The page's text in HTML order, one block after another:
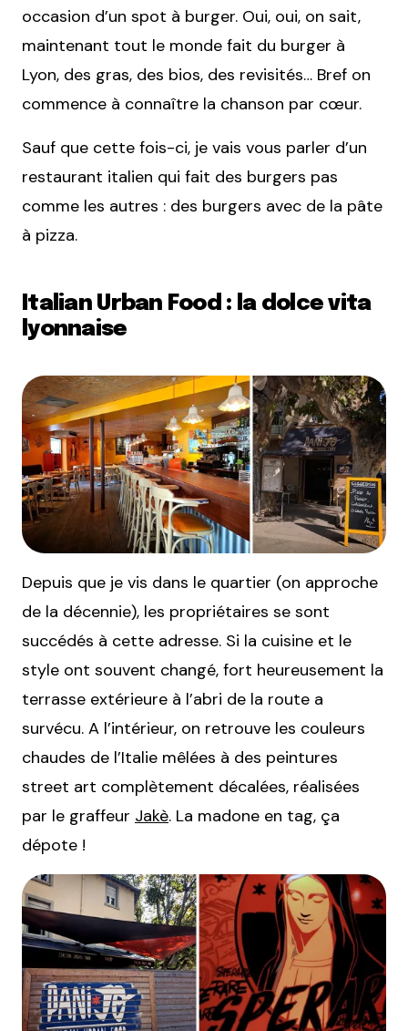
occasion d’un spot à burger. Oui, oui, on sait,
maintenant tout le monde fait du burger à
Lyon, des gras, des bios, des revisités… Bref on
commence à connaître la chanson par cœur.
Sauf que cette fois-ci, je vais vous parler d’un
restaurant italien qui fait des burgers pas
comme les autres : des burgers avec de la pâte
à pizza.
Italian Urban Food : la dolce vita
lyonnaise
Depuis que je vis dans le quartier (on approche
de la décennie), les propriétaires se sont
succédés à cette adresse. Si la cuisine et le
style ont souvent changé, fort heureusement la
terrasse extérieure à l’abri de la route a
survécu. A l’intérieur, on retrouve les couleurs
chaudes de l’Italie mêlées à des peintures
street art complètement décalées, réalisées
par le graffeur Jakè. La madone en tag, ça
dépote !